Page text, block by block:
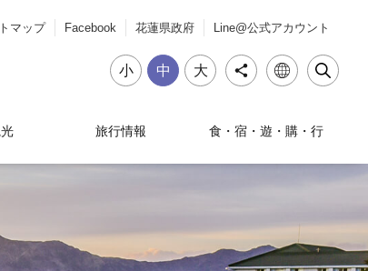
マップ Facebook 花蓮県政府 Line@公式アカウント
小 中 大
旅行情報 食・宿・遊・購・行